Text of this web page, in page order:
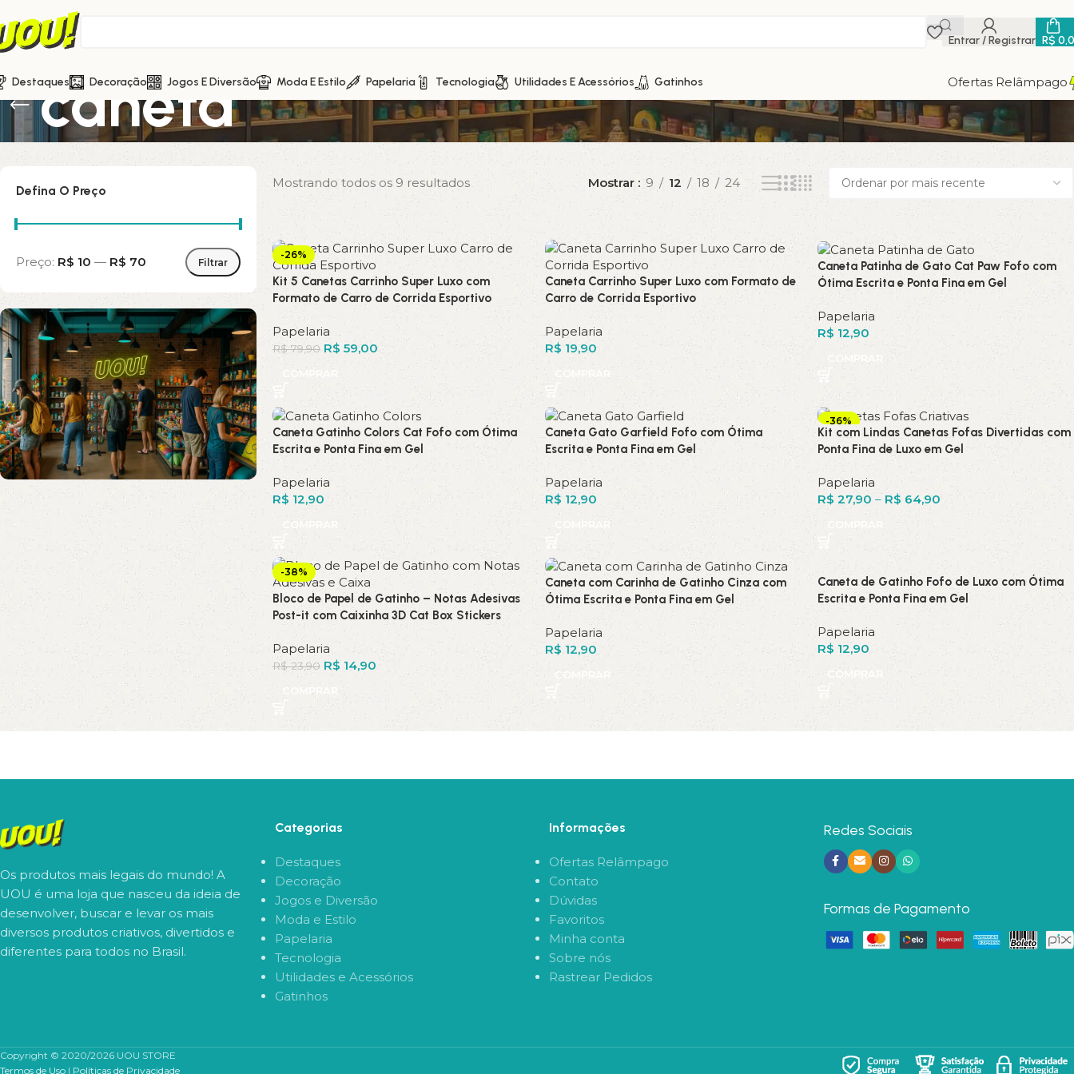
Entrar / Registrar R$
Destaques Decoração Jogos E Diversão Moda E Estilo Papelaria Tecnologia Utilidades E Acessórios Gatinhos Ofertas Relâmpago
caneta
Defina O Preço
Filtrar
Preço: R$ 10 — R$ 70
Novos Produtos com até
Mostrando todos os 9 resultados Mostrar 9 12 18 24
-26%
Kit 5 Canetas Carrinho Super Luxo com
Formato de Carro de Corrida Esportivo
Papelaria
R$79,90 R$ 59,00
COMPRAR
Caneta Carrinho Super Luxo com Formato de
Carro de Corrida Esportivo
Papelaria
R$ 19,90
COMPRAR
Caneta Patinha de Gato Cat Paw Fofo com
Ótima Escrita e Ponta Fina em Gel
Papelaria
R$ 12,90
COMPRAR
Caneta Gatinho Colors Cat Fofo com Ótima
Escrita e Ponta Fina em Gel
Papelaria
R$ 12,90
COMPRAR
Caneta Gato Garfield Fofo com Ótima
Escrita e Ponta Fina em Gel
Papelaria
R$ 12,90
COMPRAR
-36%
Kit com Lindas Canetas Fofas Divertidas com
Ponta Fina de Luxo em Gel
Papelaria
R$ 27,90 – R$ 64,90
COMPRAR
-38%
Bloco de Papel de Gatinho – Notas Adesivas
Post-it com Caixinha 3D Cat Box Stickers
Papelaria
R$23,90 R$ 14,90
COMPRAR
Caneta com Carinha de Gatinho Cinza com
Ótima Escrita e Ponta Fina em Gel
Papelaria
R$ 12,90
COMPRAR
Caneta de Gatinho Fofo de Luxo com Ótima
Escrita e Ponta Fina em Gel
Papelaria
R$ 12,90
COMPRAR
Os produtos mais legais do mundo! A
UOU é uma loja que nasceu da ideia de
desenvolver, buscar e levar os mais
diversos produtos criativos, divertidos e
diferentes para todos no Brasil.
Categorias
Destaques
Decoração
Jogos e Diversão
Moda e Estilo
Papelaria
Tecnologia
Utilidades e Acessórios
Gatinhos
Informações
Ofertas Relâmpago
Contato
Dúvidas
Favoritos
Minha conta
Sobre nós
Rastrear Pedidos
Redes Sociais
Formas de Pagamento
Copyright © 2020/2026 UOU STORE
Termos de Uso | Políticas de Privacidade